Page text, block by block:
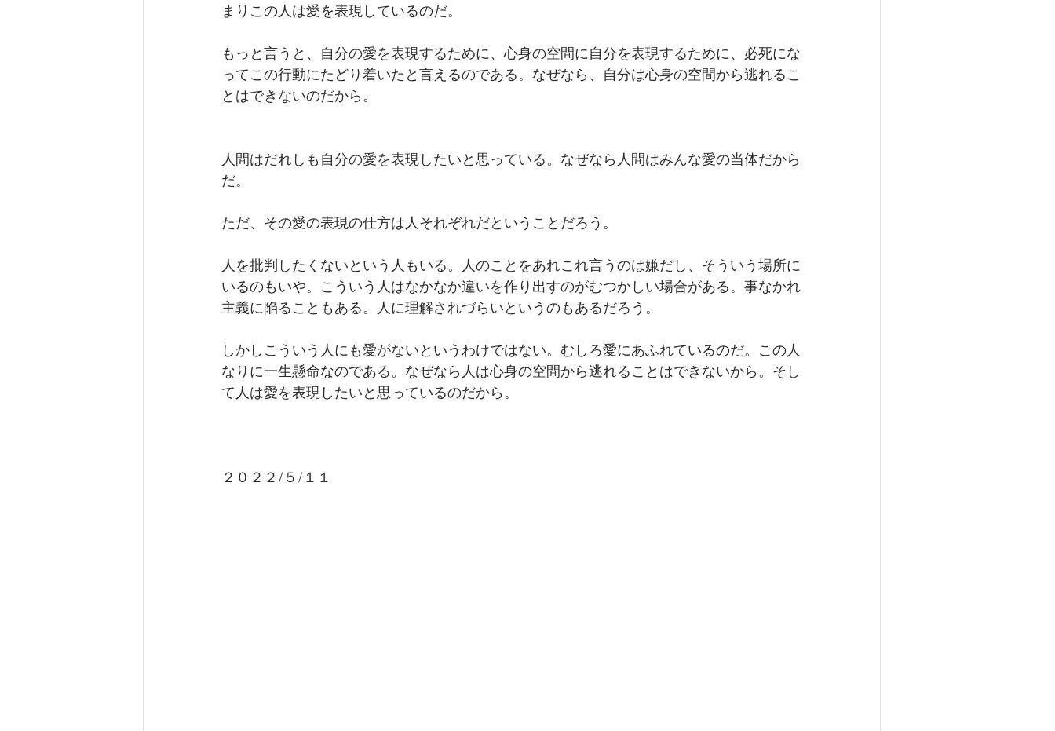
まりこの人は愛を表現しているのだ。
もっと言うと、自分の愛を表現するために、心身の空間に自分を表現するために、必死にな
ってこの行動にたどり着いたと言えるのである。なぜなら、自分は心身の空間から逃れるこ
とはできないのだから。
人間はだれしも自分の愛を表現したいと思っている。なぜなら人間はみんな愛の当体だから
だ。
ただ、その愛の表現の仕方は人それぞれだということだろう。
人を批判したくないという人もいる。人のことをあれこれ言うのは嫌だし、そういう場所に
いるのもいや。こういう人はなかなか違いを作り出すのがむつかしい場合がある。事なかれ
主義に陥ることもある。人に理解されづらいというのもあるだろう。
しかしこういう人にも愛がないというわけではない。むしろ愛にあふれているのだ。この人
なりに一生懸命なのである。なぜなら人は心身の空間から逃れることはできないから。そし
て人は愛を表現したいと思っているのだから。
２０２２/５/１１